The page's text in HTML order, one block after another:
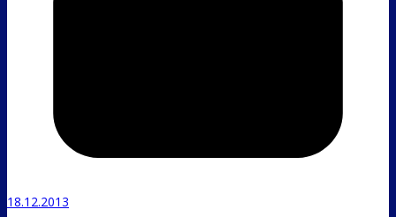
18.12.2013